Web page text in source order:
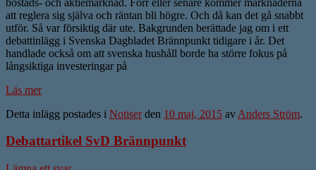
att reglera sig själva och räntan bli högre. Och då kan det gå snabbt
utför. Så var försiktig där ute. Bakgrunden berättade jag om i ett
debattinlägg i Svenska Dagbladet Brännpunkt tidigare i år. Det
handlade också om att svenska hushåll borde ha större fokus på
långsiktiga investeringar på
Läs mer
Detta inlägg postades i Notiserden 10 maj, 2015 av Anders Ström.
Debattartikel SvD Brännpunkt